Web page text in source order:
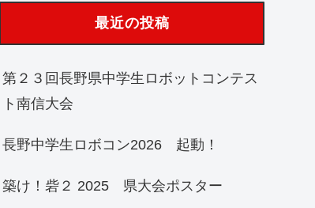
最近の投稿
第２３回長野県中学生ロボットコンテス
ト南信大会
長野中学生ロボコン2026 起動！
築け！砦２ 2025 県大会ポスター